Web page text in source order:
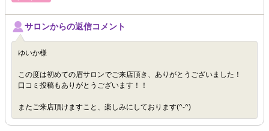
サロンからの返信コメント
ゆいか様
この度は初めての眉サロンでご来店頂き、ありがとうございました！
口コミ投稿もありがとうございます！！
またご来店頂けますこと、楽しみにしております(^-^)